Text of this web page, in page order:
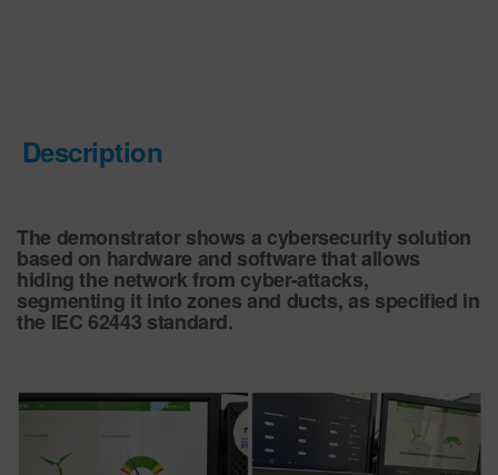
Description
The demonstrator shows a cybersecurity solution
based on hardware and software that allows
hiding the network from cyber-attacks,
segmenting it into zones and ducts, as specified in
the IEC 62443 standard.